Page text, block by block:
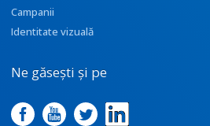
Campanii
Identitate vizuală
Ne găsești și pe